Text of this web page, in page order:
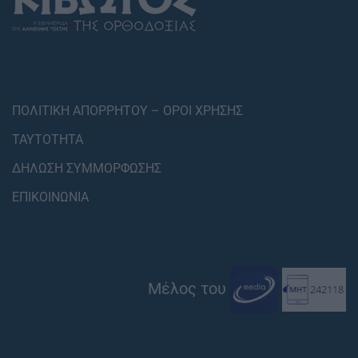
ΠΟΛΙΤΙΚΗ ΑΠΟΡΡΗΤΟΥ – ΟΡΟΙ ΧΡΗΣΗΣ
ΤΑΥΤΟΤΗΤΑ
ΔΗΛΩΣΗ ΣΥΜΜΟΡΦΩΣΗΣ
ΕΠΙΚΟΙΝΩΝΙΑ
Μέλος του